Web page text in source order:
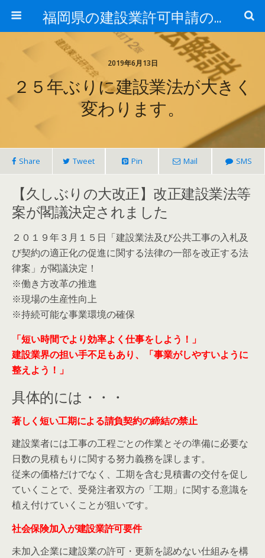
福岡県の建設業許可申請のことなら福岡建設業許可サポートセンター
2019年6月13日
２５年ぶりに建設業法が大きく
変わります。
Share Tweet Pin Mail SMS
【久しぶりの大改正】改正建設業法等
案が閣議決定されました
２０１９年３月１５日「建設業法及び公共工事の入札及
び契約の適正化の促進に関する法律の一部を改正する法
律案」が閣議決定！
※働き方改革の推進
※現場の生産性向上
※持続可能な事業環境の確保
「短い時間でより効率よく仕事をしよう！」
建設業界の担い手不足もあり、「事業がしやすいように
整えよう！」
具体的には・・・
著しく短い工期による請負契約の締結の禁止
建設業者には工事の工程ごとの作業とその準備に必要な
日数の見積もりに関する努力義務を課します。
従来の価格だけでなく、工期を含む見積書の交付を促し
ていくことで、受発注者双方の「工期」に関する意識を
植え付けていくことが狙いです。
社会保険加入が建設業許可要件
未加入企業に建設業の許可・更新を認めない仕組みを構